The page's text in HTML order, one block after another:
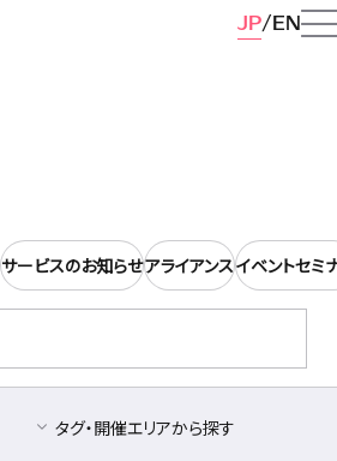
JP EN
サービスのお知らせアライアンスイベントセミ
タグ・開催エリアから探す